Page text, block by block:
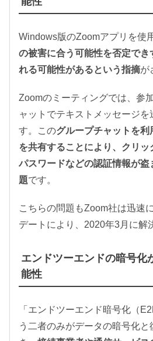
Windows版のZoomアプリを使
の被害に合う可能性を否定でき
れる可能性があるという指摘が
Zoomのミーティングでは、参
ャットでテキストメッセージを
す。このグループチャットを利
を共有することにより、クリ
パスワードなどの認証情報が盗
題です。
こちらの問題もZoom社は迅速
デートにより、2020年3月に解
エンドツーエンドの暗号化
能性
「エンドツーエンド暗号化（
う二者のみがデータの暗号化